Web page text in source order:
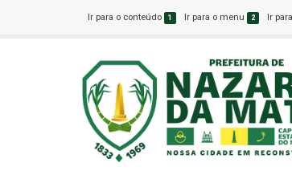
Ir para o conteúdo 1 Ir para o menu 2 Ir